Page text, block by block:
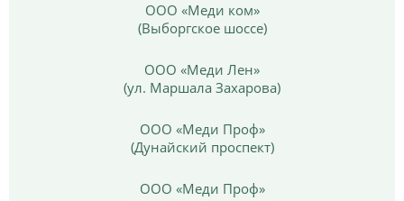
ООО «Меди ком»
(Выборгское шоссе)
ООО «Меди Лен»
(ул. Маршала Захарова)
ООО «Меди Проф»
(Дунайский проспект)
ООО «Меди Проф»